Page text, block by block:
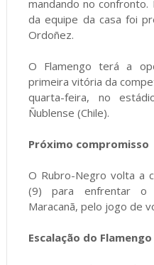
mandando no
da equipe da casa foi
Ordoñez.
O Flamengo terá a
primeira vitória da
quarta-feira, no
Ñublense (Chile).
Próximo compromisso
O Rubro-Negro volta a
(9) para enfrentar o
Maracanã, pelo jogo de
Escalação do Flamengo